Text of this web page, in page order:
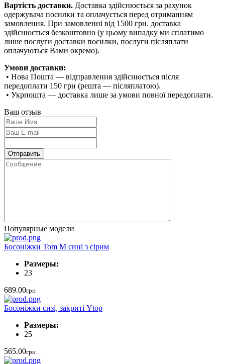
Вартість доставки. Доставка здійснюється за рахунок
одержувача посилки та оплачується перед отриманням
замовлення. При замовленні від 1500 грн. доставка
здійснюється безкоштовно (у цьому випадку ми сплатимо
лише послуги доставки посилки, послуги післяплати
оплачуються Вами окремо).
Умови доставки:
• Нова Пошта — відправлення здійснюється після
передоплати 150 грн (решта — післяплатою).
• Укрпошта — доставка лише за умови повної передоплати.
Ваш отзыв
Популярные модели
Босоніжки Tom M сині з сірим
Размеры:
23
689.00грн
Босоніжки сизі, закриті Ytop
Размеры:
25
565.00грн